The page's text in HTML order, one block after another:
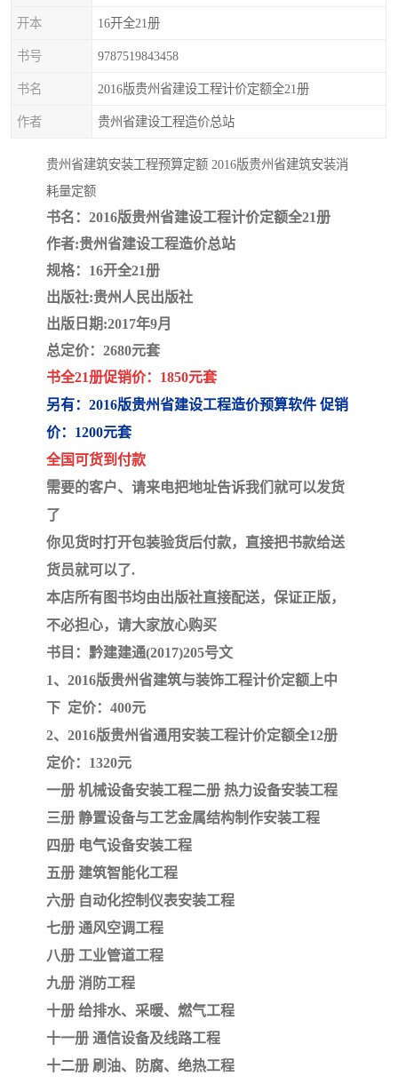
开本 16开全21册
书号 9787519843458
书名 2016版贵州省建设工程计价定额全21册
作者 贵州省建设工程造价总站
贵州省建筑安装工程预算定额 2016版贵州省建筑安装消
耗量定额
书名：2016版贵州省建设工程计价定额全21册
作者:贵州省建设工程造价总站
规格：16开全21册
出版社:贵州人民出版社
出版日期:2017年9月
总定价：2680元套
书全21册促销价：1850元套
另有：2016版贵州省建设工程造价预算软件 促销
价：1200元套
全国可货到付款
需要的客户、请来电把地址告诉我们就可以发货
了
你见货时打开包装验货后付款，直接把书款给送
货员就可以了.
本店所有图书均由出版社直接配送，保证正版，
不必担心，请大家放心购买
书目：黔建建通(2017)205号文
1、2016版贵州省建筑与装饰工程计价定额上中
下 定价：400元
2、2016版贵州省通用安装工程计价定额全12册
定价：1320元
一册 机械设备安装工程二册 热力设备安装工程
三册 静置设备与工艺金属结构制作安装工程
四册 电气设备安装工程
五册 建筑智能化工程
六册 自动化控制仪表安装工程
七册 通风空调工程
八册 工业管道工程
九册 消防工程
十册 给排水、采暖、燃气工程
十一册 通信设备及线路工程
十二册 刷油、防腐、绝热工程
辽宁省工程计价定额
锅炉及压力容器规范国际
性规范ASME
广东省建设工程预算定额
湖北省建设工程预算定额 年考军校教材资料
甘肃省建设工程预算定额 山西省建设工程预算定额
内蒙古建设工程预算定额 公路工程预算定额
陕西建设工程消耗量定额
贵州水利水电定额
青海省建筑工程消耗量定
20kv及以下配电网工程定
广西建筑安装工程预算定
*考军校教材
依据
海南省建设工程预算定额 浙江省建设工程预算定额
电力工程预算概算定额 重庆市建设工程计价定额
江苏省建设工程计价定额 深圳市建设工程消耗量定
额
四川省清单定额 河南省建设工程预算定额
云南省建设工程预算定额 2020民法典
陕西省水利工程概预算定
冶金工业建设工程概算定 河北省建设工程消耗量定
算定额
广东省水利水电概预算定 全国消耗量工程定额
四川省清单计价定额